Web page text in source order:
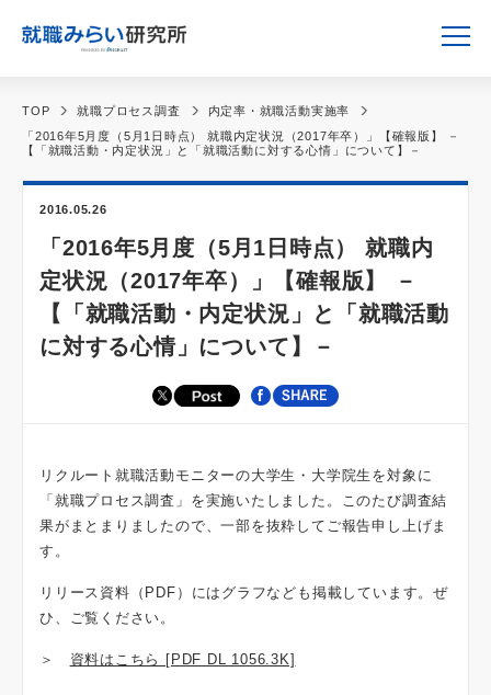
TOP 就職プロセス調査
内定率・就職活動実施率
「2016年5月度（5月1日時点） 就職内定状況（2017年卒）」【確報版】 －
【「就職活動・内定状況」と「就職活動に対する心情」について】－
2016.05.26
「2016年5月度（5月1日時点） 就職内
定状況（2017年卒）」【確報版】 －
【「就職活動・内定状況」と「就職活動
に対する心情」について】－
リクルート就職活動モニターの大学生・大学院生を対象に
「就職プロセス調査」を実施いたしました。このたび調査結
果がまとまりましたので、一部を抜粋してご報告申し上げま
す。
リリース資料（PDF）にはグラフなども掲載しています。ぜ
ひ、ご覧ください。
＞ 資料はこちら [PDF DL 1056.3K]